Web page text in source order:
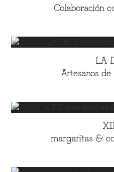
Colaboración
LA
Artesanos
margaritas &